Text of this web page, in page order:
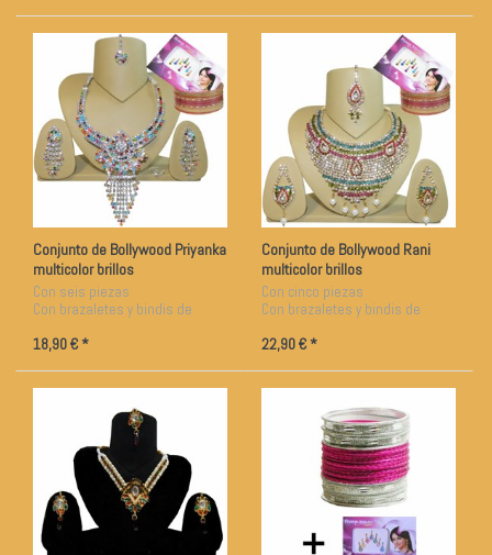
Conjunto de Bollywood Priyanka
multicolor brillos
Con seis piezas
Con brazaletes y bindis de
18,90 € *
Conjunto de Bollywood Rani
multicolor brillos
Con cinco piezas
Con brazaletes y bindis de
22,90 € *